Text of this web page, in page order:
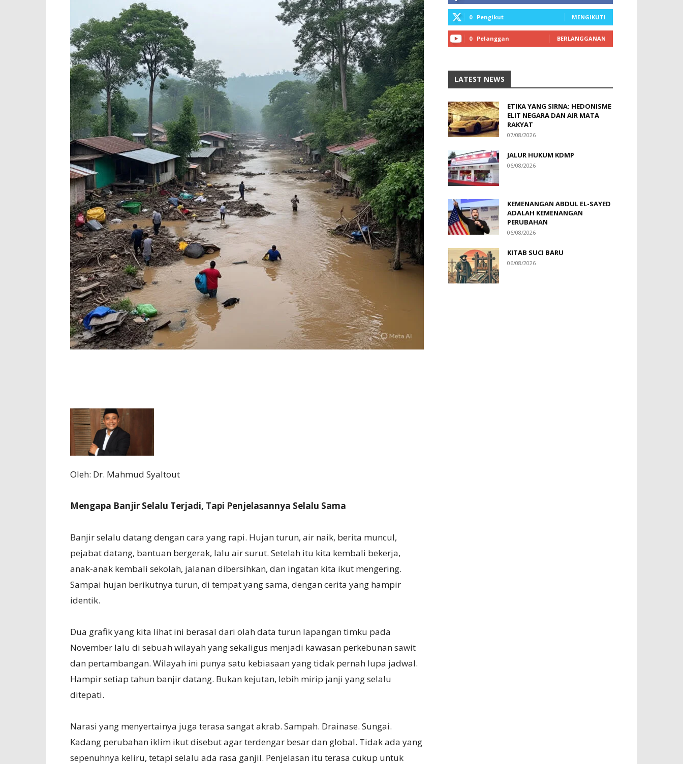
Oleh: Dr. Mahmud Syaltout
Mengapa Banjir Selalu Terjadi, Tapi Penjelasannya Selalu Sama
Banjir selalu datang dengan cara yang rapi. Hujan turun, air naik, berita muncul,
pejabat datang, bantuan bergerak, lalu air surut. Setelah itu kita kembali bekerja,
anak-anak kembali sekolah, jalanan dibersihkan, dan ingatan kita ikut mengering.
Sampai hujan berikutnya turun, di tempat yang sama, dengan cerita yang hampir
identik.
Dua grafik yang kita lihat ini berasal dari olah data turun lapangan timku pada
November lalu di sebuah wilayah yang sekaligus menjadi kawasan perkebunan sawit
dan pertambangan. Wilayah ini punya satu kebiasaan yang tidak pernah lupa jadwal.
Hampir setiap tahun banjir datang. Bukan kejutan, lebih mirip janji yang selalu
ditepati.
Narasi yang menyertainya juga terasa sangat akrab. Sampah. Drainase. Sungai.
Kadang perubahan iklim ikut disebut agar terdengar besar dan global. Tidak ada yang
sepenuhnya keliru, tetapi selalu ada rasa ganjil. Penjelasan itu terasa cukup untuk
0 Pengikut MENGIKUTI
0 Pelanggan BERLANGGANAN
LATEST NEWS
ETIKA YANG SIRNA: HEDONISME
ELIT NEGARA DAN AIR MATA
RAKYAT
07/08/2026
JALUR HUKUM KDMP
06/08/2026
KEMENANGAN ABDUL EL-SAYED
ADALAH KEMENANGAN
PERUBAHAN
06/08/2026
KITAB SUCI BARU
06/08/2026